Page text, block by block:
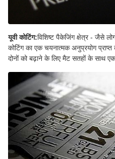
यूवी कोटिंग:विशिष्ट पैकेजिंग क्षेत्र - जैसे
कोटिंग का एक चयनात्मक अनुप्रयोग
दोनों को बढ़ाने के लिए मैट सतहों के साथ